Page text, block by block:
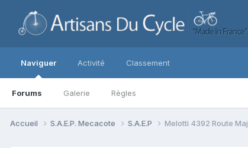
Naviguer
Forums Galerie Règles
Activité Classement
Accueil S.A.E.P. Mecacote S.A.E.P Melotti 4392 Route Maj